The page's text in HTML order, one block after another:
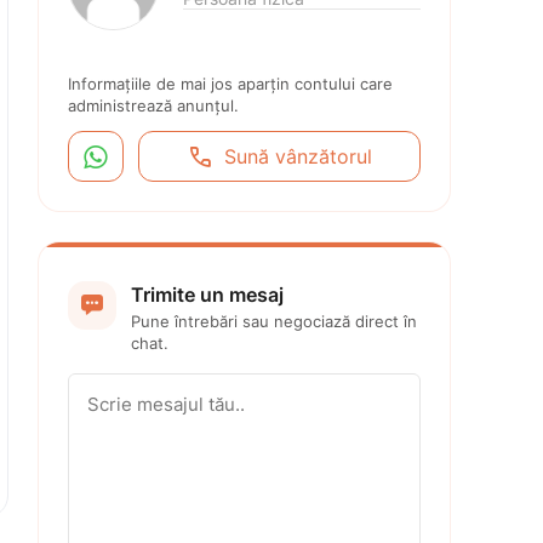
Informațiile de mai jos aparțin contului care
administrează anunțul.
  Sună vânzătorul
 Trimite un mesaj
Pune întrebări sau negociază direct în
chat.